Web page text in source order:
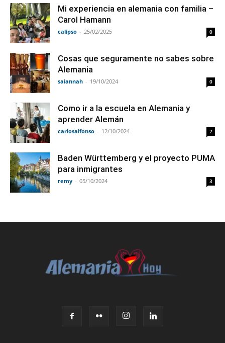
Mi experiencia en alemania con familia –
Carol Hamann
calipso - 25/02/2025 0
Cosas que seguramente no sabes sobre
Alemania
saiannah - 19/10/2024 0
Como ir a la escuela en Alemania y
aprender Alemán
carlosalfonso - 12/10/2024 2
Baden Württemberg y el proyecto PUMA
para inmigrantes
remy - 05/10/2024 3